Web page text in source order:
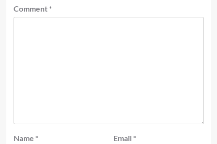
Comment *
Name * Email *